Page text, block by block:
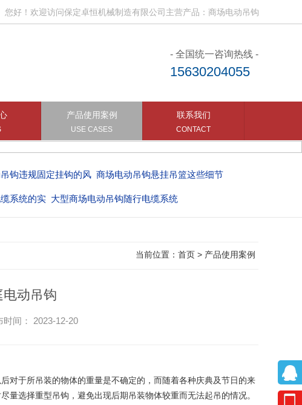
！欢迎访问保定卓恒机械制造有限公司主营产品：商场电动吊钩、电动吊钩
- 全国统一咨询热线 -
15630204055
产品使用案例
USE CASES
联系我们
CONTACT
钩违规固定挂钩的风 商场电动吊钩悬挂吊篮这些细节
系统的实 大型商场电动吊钩随行电缆系统
当前位置： 首页 > 产品使用案例
动吊钩
间： 2023-12-20
对于所吊装的物体的重量是不确定的，而随着各种庆典及节日的来
选择重型吊钩，避免出现后期吊装物体较重而无法起吊的情况。